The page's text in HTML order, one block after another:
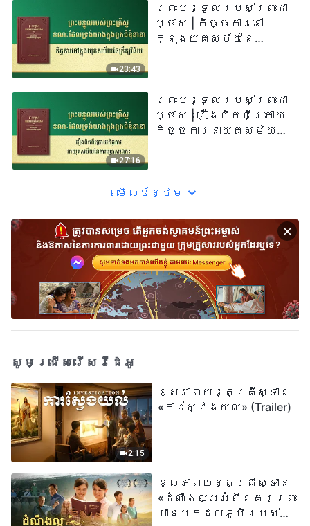
23:43
ព្រះបន្ទូល​របស់​ព្រះ​ជា​
ម្ចាស់ | កិច្ចការនៅ
ក្នុងយុគសម័យនៃ
27:16
ព្រះបន្ទូល​របស់​ព្រះ​ជា​
ម្ចាស់ | រឿងពិតពីក្រោយ
កិច្ចការនាយុគសម័យនៃ
មើល​​បន្ថែម​
សូមជ្រើសរើសវីដេអូ
2:15
ខ្សែភាពយន្តគ្រីស្ទាន
«ការស្វែងយល់» (Trailer)
ខ្សែភាពយន្តគ្រីស្ទាន
«ដំណឹងល្អអំពីនគរព្រះ
បានមកដល់​ភូមិរបស់